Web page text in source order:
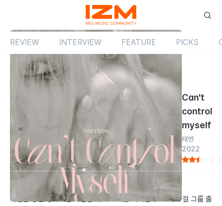
REVIEW INTERVIEW FEATURE PICKS
Review 싱글 국내
Can't
control
myself
태연
2022
by 소승근 2022.01.01
태연은 당찬 성격처럼 자신감 있게 노래를 지배한다. 그래서 걸 그룹 출